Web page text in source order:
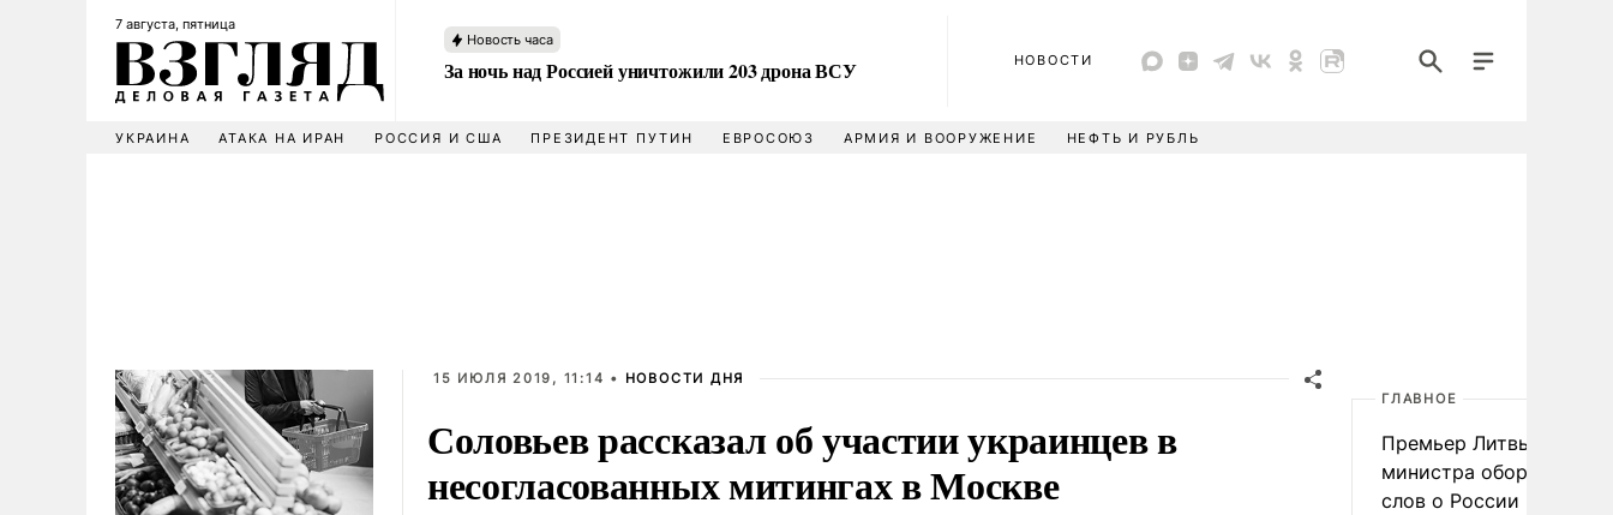
7 августа, пятница
Новость часа
За ночь над Россией уничтожили 203 дрона ВСУ НОВОСТИ
УКРАИНА АТАКА НА ИРАН РОССИЯ И США ПРЕЗИДЕНТ ПУТИН ЕВРОСОЮЗ АРМИЯ И ВООРУЖЕНИЕ НЕФТЬ И РУБЛЬ
15 ИЮЛЯ 2019, 11:14 • НОВОСТИ ДНЯ
Соловьев рассказал об участии украинцев в
несогласованных митингах в Москве
ГЛАВНОЕ
Премьер Литвы осадил
министра обороны из-
слов о России